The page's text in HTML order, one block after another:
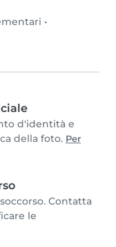
•
d'identità e
della foto. Per
Contatta
le